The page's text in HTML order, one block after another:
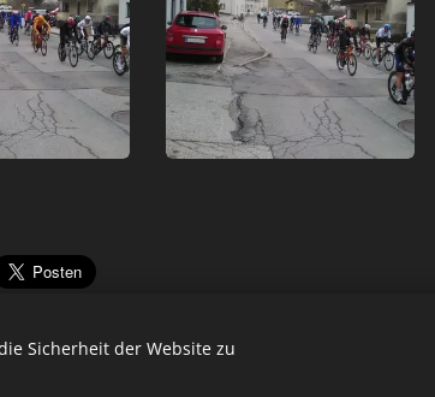
Sicherheit der Website zu